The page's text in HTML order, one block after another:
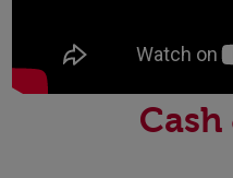
Cash